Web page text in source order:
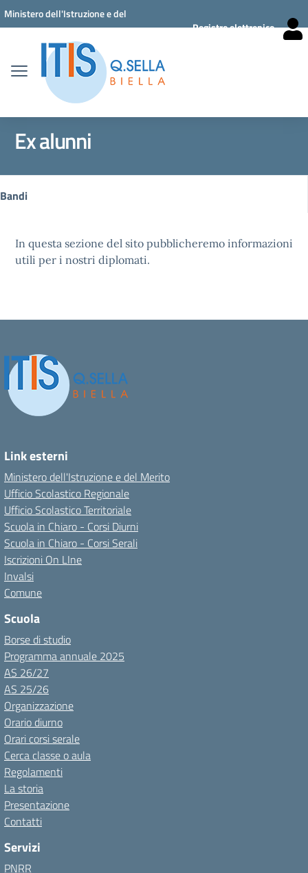
Vai ai contenuti
Vai al menu di navigazione
Vai al footer
Ministero dell'Istruzione e del
Registro elettronico
Ex alunni
Bandi
In questa sezione del sito pubblicheremo informazioni
utili per i nostri diplomati.
Link esterni
Ministero dell'Istruzione e del Merito
Ufficio Scolastico Regionale
Ufficio Scolastico Territoriale
Scuola in Chiaro - Corsi Diurni
Scuola in Chiaro - Corsi Serali
Iscrizioni On LIne
Invalsi
Comune
Scuola
Borse di studio
Programma annuale 2025
AS 26/27
AS 25/26
Organizzazione
Orario diurno
Orari corsi serale
Cerca classe o aula
Regolamenti
La storia
Presentazione
Contatti
Servizi
PNRR